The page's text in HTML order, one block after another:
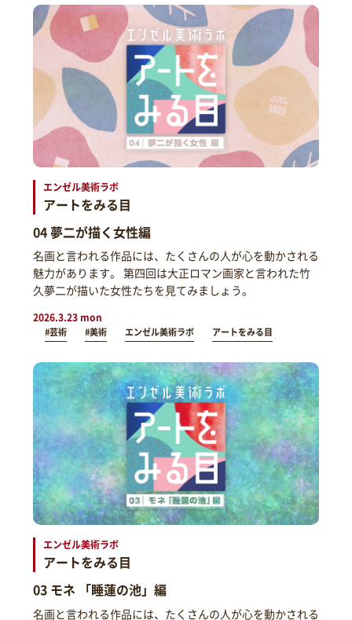
エンゼル美術ラボ
アートをみる目
04 夢二が描く女性編
名画と言われる作品には、たくさんの人が心を動かされる
魅力があります。 第四回は大正ロマン画家と言われた竹
久夢二が描いた女性たちを見てみましょう。
2026.3.23 mon
#芸術 #美術 エンゼル美術ラボ アートをみる目
エンゼル美術ラボ
アートをみる目
03 モネ 「睡蓮の池」編
名画と言われる作品には、たくさんの人が心を動かされる